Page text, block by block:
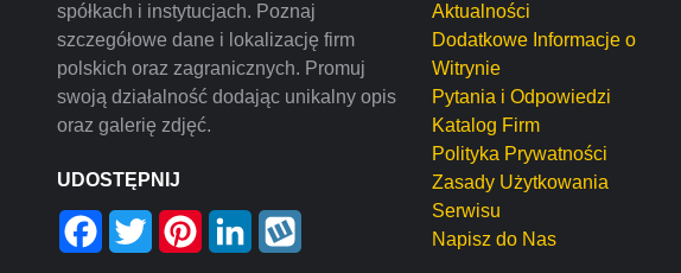
spółkach i instytucjach. Poznaj
szczegółowe dane i lokalizację firm
polskich oraz zagranicznych. Promuj
swoją działalność dodając unikalny opis
oraz galerię zdjęć.
UDOSTĘPNIJ
Facebook
Twitter PinterestLinkedIn
Aktualności
Dodatkowe Informacje o
Witrynie
Pytania i Odpowiedzi
Katalog Firm
Polityka Prywatności
Zasady Użytkowania
Serwisu
Napisz do Nas